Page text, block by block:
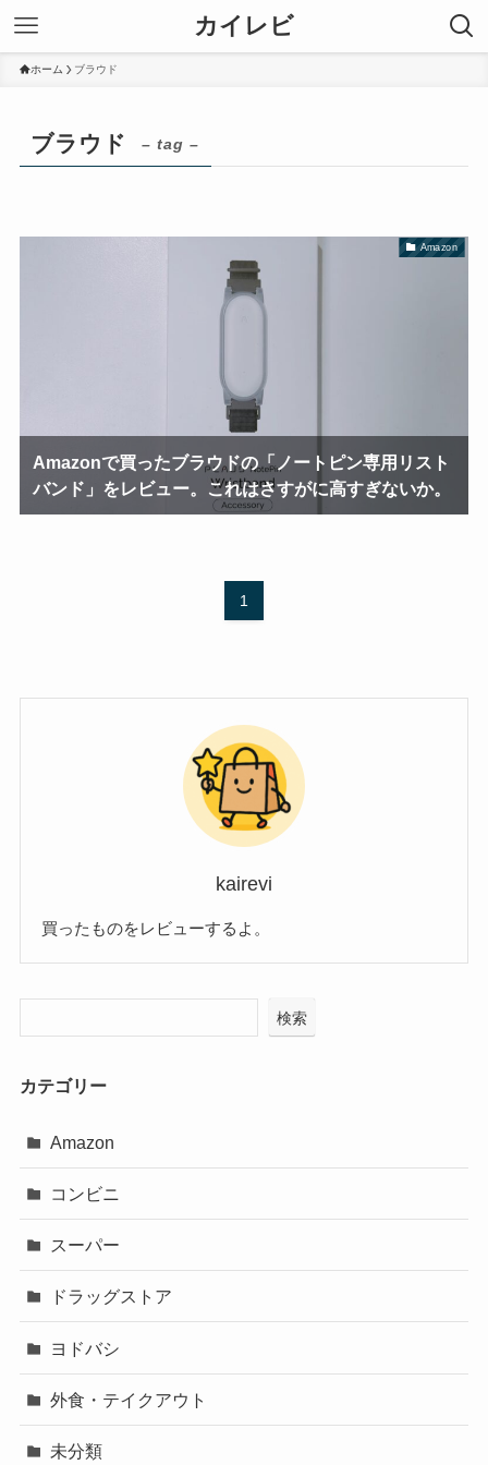
カイレビ
ホーム ブラウド
ブラウド – tag –
Amazon
Amazonで買ったブラウドの「ノートピン専用リスト
バンド」をレビュー。これはさすがに高すぎないか。
1
kairevi
買ったものをレビューするよ。
検索
カテゴリー
Amazon
コンビニ
スーパー
ドラッグストア
ヨドバシ
外食・テイクアウト
未分類